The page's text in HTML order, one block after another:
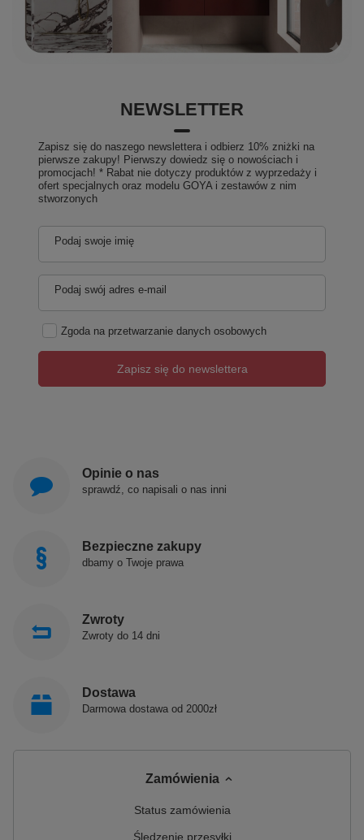
NEWSLETTER
Zapisz się do naszego newslettera i odbierz 10% zniżki na
pierwsze zakupy! Pierwszy dowiedz się o nowościach i
promocjach! * Rabat nie dotyczy produktów z wyprzedaży i
ofert specjalnych oraz modelu GOYA i zestawów z nim
stworzonych
Podaj swoje imię
Podaj swój adres e-mail
Zgoda na przetwarzanie danych osobowych
Zapisz się do newslettera
Opinie o nas
sprawdź, co napisali o nas inni
Bezpieczne zakupy
dbamy o Twoje prawa
Zwroty
Zwroty do 14 dni
Dostawa
Darmowa dostawa od 2000zł
Zamówienia
Status zamówienia
Śledzenie przesyłki